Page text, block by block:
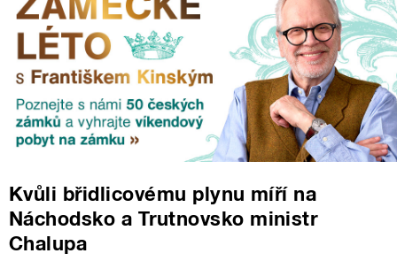
Kvůli břidlicovému plynu míří na
Náchodsko a Trutnovsko ministr
Chalupa